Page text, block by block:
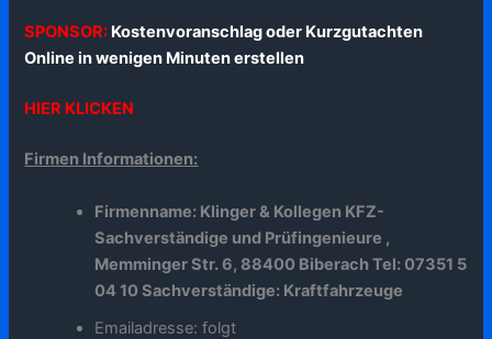
SPONSOR: Kostenvoranschlag oder Kurzgutachten
Online in wenigen Minuten erstellen
HIER KLICKEN
Firmen Informationen:
Firmenname: Klinger & Kollegen KFZ-
Sachverständige und Prüfingenieure ,
Memminger Str. 6, 88400 Biberach Tel: 07351 5
04 10 Sachverständige: Kraftfahrzeuge
Emailadresse: folgt